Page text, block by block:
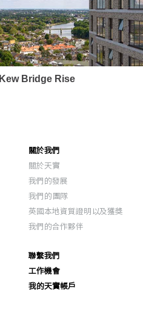
Kew Bridge Rise
關於我們
關於天實
我們的發展
我們的團隊
英國本地資質證明以及獲獎
我們的合作夥伴
聯繫我們
工作機會
我的天實帳戶